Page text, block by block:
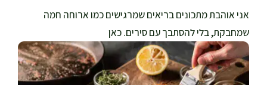
אני אוהבת מתכונים בריאים שמרגישים כמו ארוחה חמה
שמחבקת, בלי להסתבך עם סירים. כאן